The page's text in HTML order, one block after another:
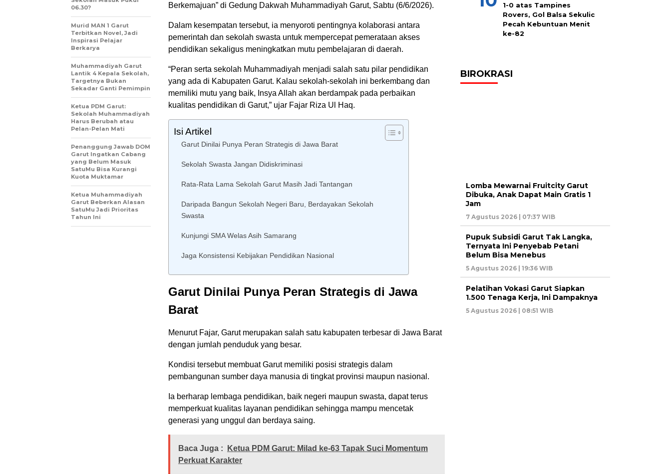
Berkemajuan” di Gedung Dakwah Muhammadiyah Garut, Sabtu (6/6/2026).
Dalam kesempatan tersebut, ia menyoroti pentingnya kolaborasi antara
pemerintah dan sekolah swasta untuk mempercepat pemerataan akses
pendidikan sekaligus meningkatkan mutu pembelajaran di daerah.
“Peran serta sekolah Muhammadiyah menjadi salah satu pilar pendidikan
yang ada di Kabupaten Garut. Kalau sekolah-sekolah ini berkembang dan
memiliki mutu yang baik, Insya Allah akan berdampak pada perbaikan
kualitas pendidikan di Garut,” ujar Fajar Riza Ul Haq.
Isi Artikel
Garut Dinilai Punya Peran Strategis di Jawa Barat
Sekolah Swasta Jangan Didiskriminasi
Rata-Rata Lama Sekolah Garut Masih Jadi Tantangan
Daripada Bangun Sekolah Negeri Baru, Berdayakan Sekolah
Swasta
Kunjungi SMA Welas Asih Samarang
Jaga Konsistensi Kebijakan Pendidikan Nasional
Garut Dinilai Punya Peran Strategis di Jawa
Barat
Menurut Fajar, Garut merupakan salah satu kabupaten terbesar di Jawa Barat
dengan jumlah penduduk yang besar.
Kondisi tersebut membuat Garut memiliki posisi strategis dalam
pembangunan sumber daya manusia di tingkat provinsi maupun nasional.
Ia berharap lembaga pendidikan, baik negeri maupun swasta, dapat terus
memperkuat kualitas layanan pendidikan sehingga mampu mencetak
generasi yang unggul dan berdaya saing.
Baca Juga :
Ketua PDM Garut: Milad ke-63 Tapak Suci Momentum
Perkuat Karakter
06.30?
Murid MAN 1 Garut
Terbitkan Novel, Jadi
Inspirasi Pelajar
Berkarya
Muhammadiyah Garut
Lantik 4 Kepala Sekolah,
Targetnya Bukan
Sekadar Ganti Pemimpin
Ketua PDM Garut:
Sekolah Muhammadiyah
Harus Berubah atau
Pelan-Pelan Mati
Penanggung Jawab DOM
Garut Ingatkan Cabang
yang Belum Masuk
SatuMu Bisa Kurangi
Kuota Muktamar
Ketua Muhammadiyah
Garut Beberkan Alasan
SatuMu Jadi Prioritas
Tahun Ini
1-0 atas Tampines
Rovers, Gol Balsa Sekulic
Pecah Kebuntuan Menit
ke-82
BIROKRASI
Lomba Mewarnai Fruitcity Garut
Dibuka, Anak Dapat Main Gratis 1
Jam
7 Agustus 2026 | 07:37 WIB
Pupuk Subsidi Garut Tak Langka,
Ternyata Ini Penyebab Petani
Belum Bisa Menebus
5 Agustus 2026 | 19:36 WIB
Pelatihan Vokasi Garut Siapkan
1.500 Tenaga Kerja, Ini Dampaknya
5 Agustus 2026 | 08:51 WIB